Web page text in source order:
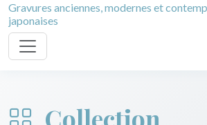
Gravures anciennes, modernes et
japonaises
Collection